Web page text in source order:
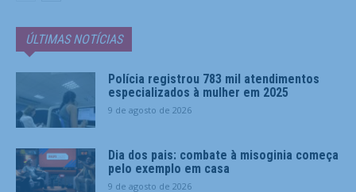
ÚLTIMAS NOTÍCIAS
Polícia registrou 783 mil atendimentos
especializados à mulher em 2025
9 de agosto de 2026
Dia dos pais: combate à misoginia começa
pelo exemplo em casa
9 de agosto de 2026